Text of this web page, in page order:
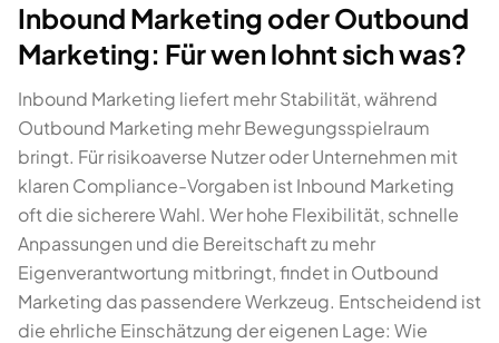
Inbound Marketing oder Outbound
Marketing: Für wen lohnt sich was?
Inbound Marketing liefert mehr Stabilität, während
Outbound Marketing mehr Bewegungsspielraum
bringt. Für risikoaverse Nutzer oder Unternehmen mit
klaren Compliance-Vorgaben ist Inbound Marketing
oft die sicherere Wahl. Wer hohe Flexibilität, schnelle
Anpassungen und die Bereitschaft zu mehr
Eigenverantwortung mitbringt, findet in Outbound
Marketing das passendere Werkzeug. Entscheidend ist
die ehrliche Einschätzung der eigenen Lage: Wie